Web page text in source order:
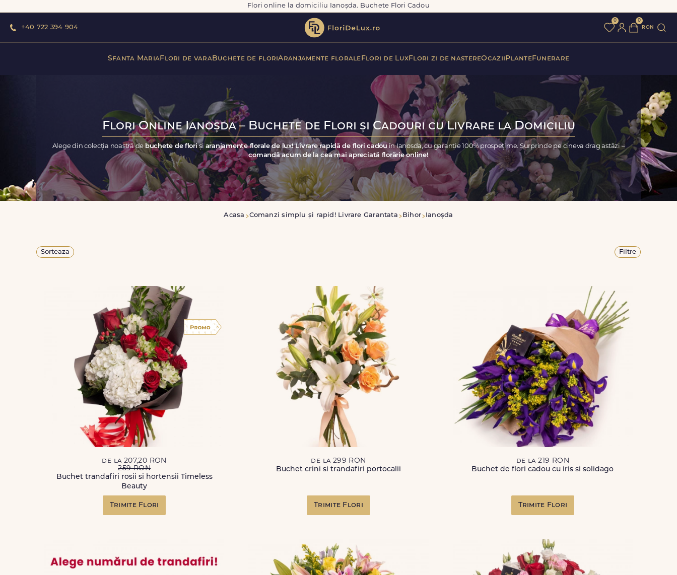
Flori online la domiciliu Ianoșda. Buchete Flori Cadou
+40 722 394 904
0 0
ron
Sfanta MariaFlori de varaBuchete de floriAranjamente florale Flori de LuxFlori zi de nastereOcazii PlanteFunerare
Flori Online Ianoșda – Buchete de Flori și Cadouri cu Livrare la Domiciliu
Alege din colecția noastră de buchete de floriși aranjamente florale de lux! Livrare rapidă de flori cadou în Ianoșda, cu garanție 100% prospețime. Surprinde pe cineva drag astăzi –
comandă acum de la cea mai apreciată florărie online!
Acasa Comanzi simplu și rapid! Livrare Garantata Bihor Ianoșda
Sorteaza Filtre
de la 207,20 RON
259 RON
Buchet trandafiri rosii si hortensii Timeless
Beauty
Trimite Flori
de la 299 RON
Buchet crini si trandafiri portocalii
Trimite Flori
de la 219 RON
Buchet de flori cadou cu iris si solidago
Trimite Flori